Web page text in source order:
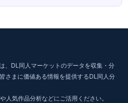
、DL同人マーケットのデータを収集・分
さまに価値ある情報を提供するDL同人分
人気作品分析などにご活用ください。